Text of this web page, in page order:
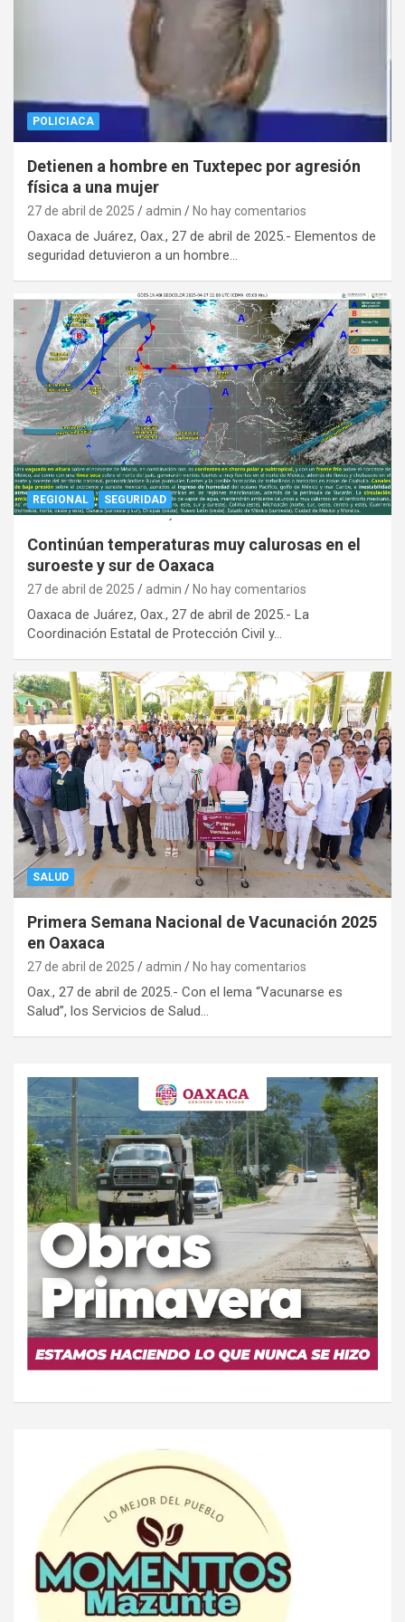
POLICIACA
Detienen a hombre en Tuxtepec por agresión
física a una mujer
27 de abril de 2025 admin No hay comentarios
Oaxaca de Juárez, Oax., 27 de abril de 2025.- Elementos de
seguridad detuvieron a un hombre…
REGIONAL SEGURIDAD
Continúan temperaturas muy calurosas en el
suroeste y sur de Oaxaca
27 de abril de 2025 admin No hay comentarios
Oaxaca de Juárez, Oax., 27 de abril de 2025.- La
Coordinación Estatal de Protección Civil y…
SALUD
Primera Semana Nacional de Vacunación 2025
en Oaxaca
27 de abril de 2025 admin No hay comentarios
Oax., 27 de abril de 2025.- Con el lema “Vacunarse es
Salud”, los Servicios de Salud…